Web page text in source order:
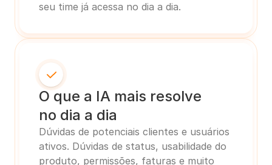
seu time já acessa no dia a dia.
O que a IA mais resolve
no dia a dia
Dúvidas de potenciais clientes e usuários
ativos. Dúvidas de status, usabilidade do
produto, permissões, faturas e muito